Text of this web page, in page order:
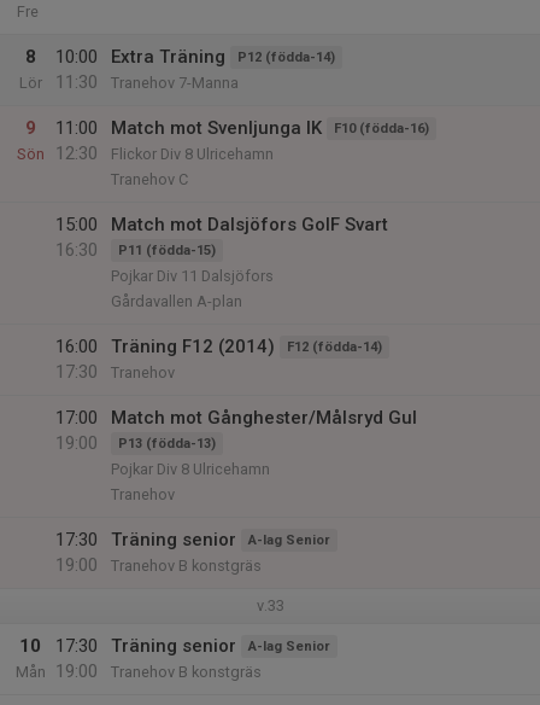
Fre
8
Lör
10:00
11:30
Extra Träning P12 (födda-14)
Tranehov 7-Manna
9
Sön
11:00
12:30
Match mot Svenljunga IK F10 (födda-16)
Flickor Div 8 Ulricehamn
Tranehov C
15:00
16:30
Match mot Dalsjöfors GoIF Svart
P11 (födda-15)
Pojkar Div 11 Dalsjöfors
Gårdavallen A-plan
16:00
17:30
Träning F12 (2014) F12 (födda-14)
Tranehov
17:00
19:00
Match mot Gånghester/Målsryd Gul
P13 (födda-13)
Pojkar Div 8 Ulricehamn
Tranehov
17:30
19:00
Träning senior A-lag Senior
Tranehov B konstgräs
v.33
10
Mån
17:30
19:00
Träning senior A-lag Senior
Tranehov B konstgräs